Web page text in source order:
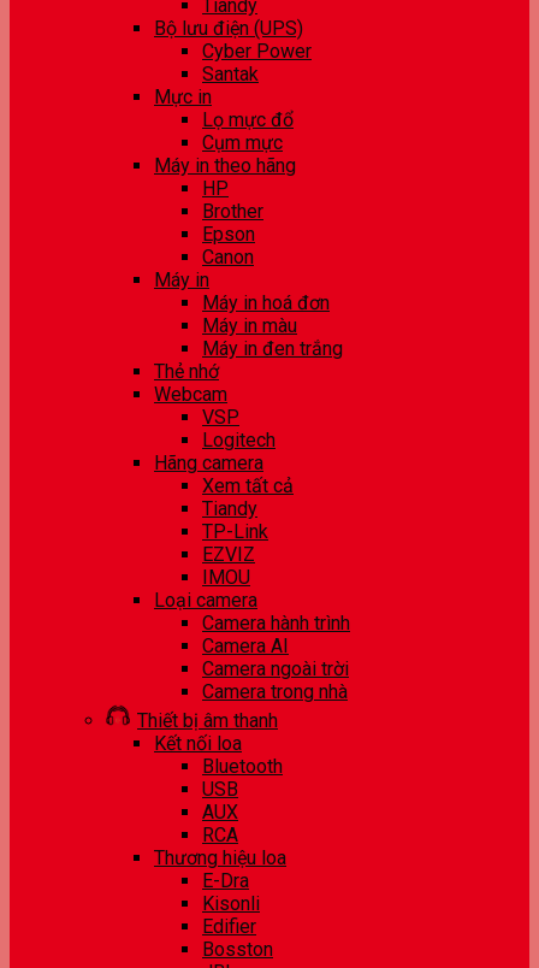
Tiandy
Bộ lưu điện (UPS)
Cyber Power
Santak
Mực in
Lọ mực đổ
Cụm mực
Máy in theo hãng
HP
Brother
Epson
Canon
Máy in
Máy in hoá đơn
Máy in màu
Máy in đen trắng
Thẻ nhớ
Webcam
VSP
Logitech
Hãng camera
Xem tất cả
Tiandy
TP-Link
EZVIZ
IMOU
Loại camera
Camera hành trình
Camera AI
Camera ngoài trời
Camera trong nhà
Thiết bị âm thanh
Kết nối loa
Bluetooth
USB
AUX
RCA
Thương hiệu loa
E-Dra
Kisonli
Edifier
Bosston